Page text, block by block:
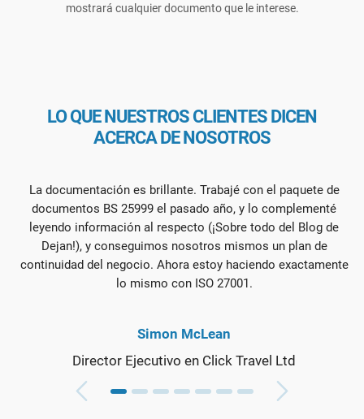
mostrará cualquier documento que le interese.
LO QUE NUESTROS CLIENTES DICEN
ACERCA DE NOSOTROS
La documentación es brillante. Trabajé con el paquete de
documentos BS 25999 el pasado año, y lo complementé
leyendo información al respecto (¡Sobre todo del Blog de
Dejan!), y conseguimos nosotros mismos un plan de
continuidad del negocio. Ahora estoy haciendo exactamente
lo mismo con ISO 27001.
Simon McLean
Director Ejecutivo en Click Travel Ltd